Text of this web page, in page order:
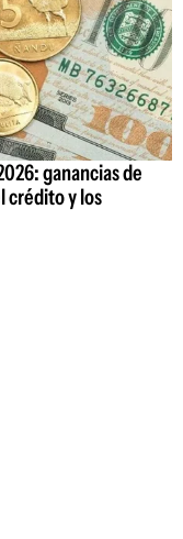
ganancias de
crédito y los